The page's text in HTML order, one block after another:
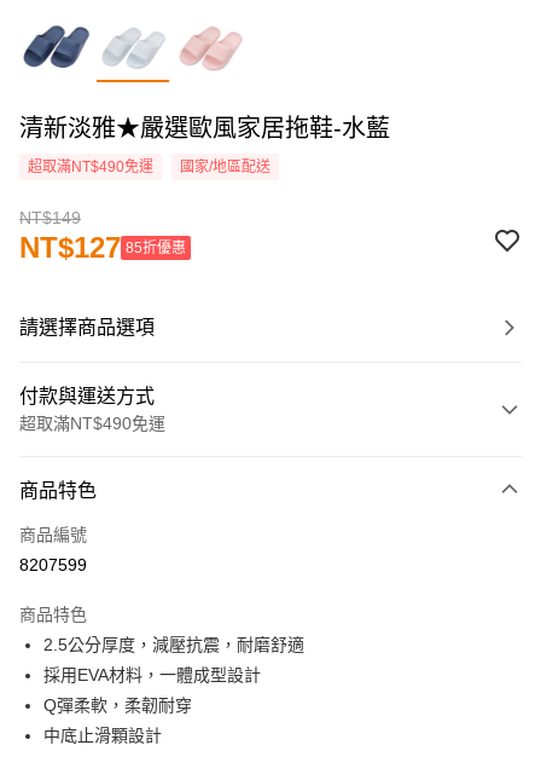
清新淡雅★嚴選歐風家居拖鞋-水藍
超取滿NT$490免運 國家/地區配送
NT$149
NT$127 85折優惠
請選擇商品選項
付款與運送方式
超取滿NT$490免運
信用卡一次付款
超商取貨付款
Apple Pay
街口支付
悠遊付
商品特色
商品編號
8207599
商品特色
2.5公分厚度，減壓抗震，耐磨舒適
採用EVA材料，一體成型設計
Q彈柔軟，柔韌耐穿
中底止滑顆設計